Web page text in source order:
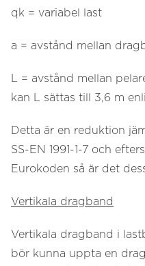
qk = variabel last
a = avstånd mellan
L = avstånd mellan
kan L sättas till 3,6 m
Detta är en reduktion
SS-EN 1991-1-7 och
Eurokoden så är det
Vertikala dragband
Vertikala dragband i
bör kunna uppta en